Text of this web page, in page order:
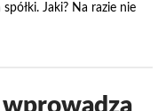
Jaki? Na razie nie
wprowadza